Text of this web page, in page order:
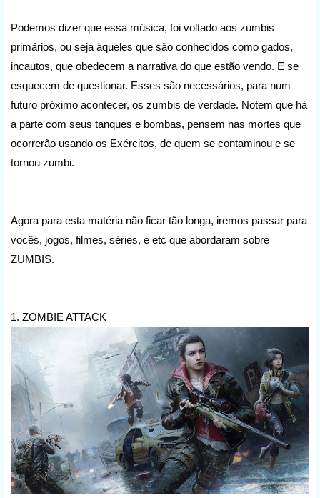
Podemos dizer que essa música, foi voltado aos zumbis
primários, ou seja àqueles que são conhecidos como gados,
incautos, que obedecem a narrativa do que estão vendo. E se
esquecem de questionar. Esses são necessários, para num
futuro próximo acontecer, os zumbis de verdade. Notem que há
a parte com seus tanques e bombas, pensem nas mortes que
ocorrerão usando os Exércitos, de quem se contaminou e se
tornou zumbi.
Agora para esta matéria não ficar tão longa, iremos passar para
vocês, jogos, filmes, séries, e etc que abordaram sobre
ZUMBIS.
1. ZOMBIE ATTACK